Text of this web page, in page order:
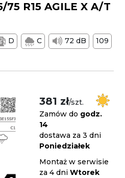
75 R15 AGILE X A/T
D C 72 dB
109
381 zł/szt.
Zamów do godz.
14
dostawa za 3 dni
Poniedziałek
Montaż w serwisie
za 4 dniWtorek